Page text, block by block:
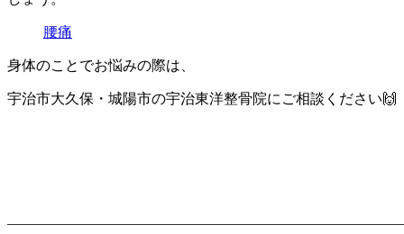
腰痛
身体のことでお悩みの際は、
宇治市大久保・城陽市の宇治東洋整骨院にご相談ください🙌